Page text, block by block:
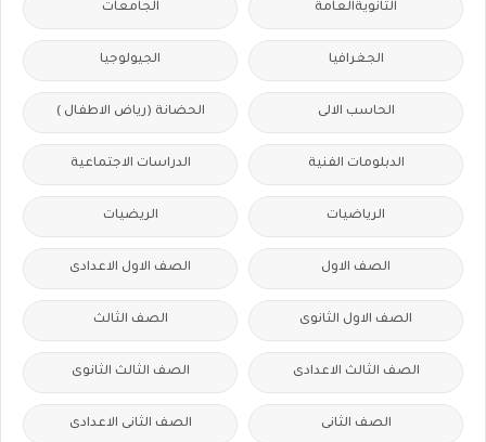
الثانويةالعامة الجامعات
الجغرافيا الجيولوجيا
الحاسب الالى الحضانة (رياض الاطفال )
الدبلومات الفنية الدراسات الاجتماعية
الرياضيات الريضيات
الصف الاول الصف الاول الاعدادى
الصف الاول الثانوى الصف الثالث
الصف الثالث الاعدادى الصف الثالث الثانوى
الصف الثانى الصف الثانى الاعدادى